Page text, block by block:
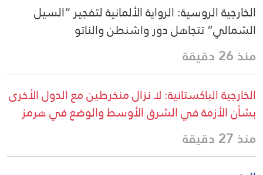
الخارجية الروسية: الرواية الألمانية لتفجير “السيل
الشمالي” تتجاهل دور واشنطن والناتو
منذ 26 دقيقة
الخارجية الباكستانية: لا نزال منخرطين مع الدول الأخرى
بشأن الأزمة في الشرق الأوسط والوضع في هرمز
منذ 27 دقيقة